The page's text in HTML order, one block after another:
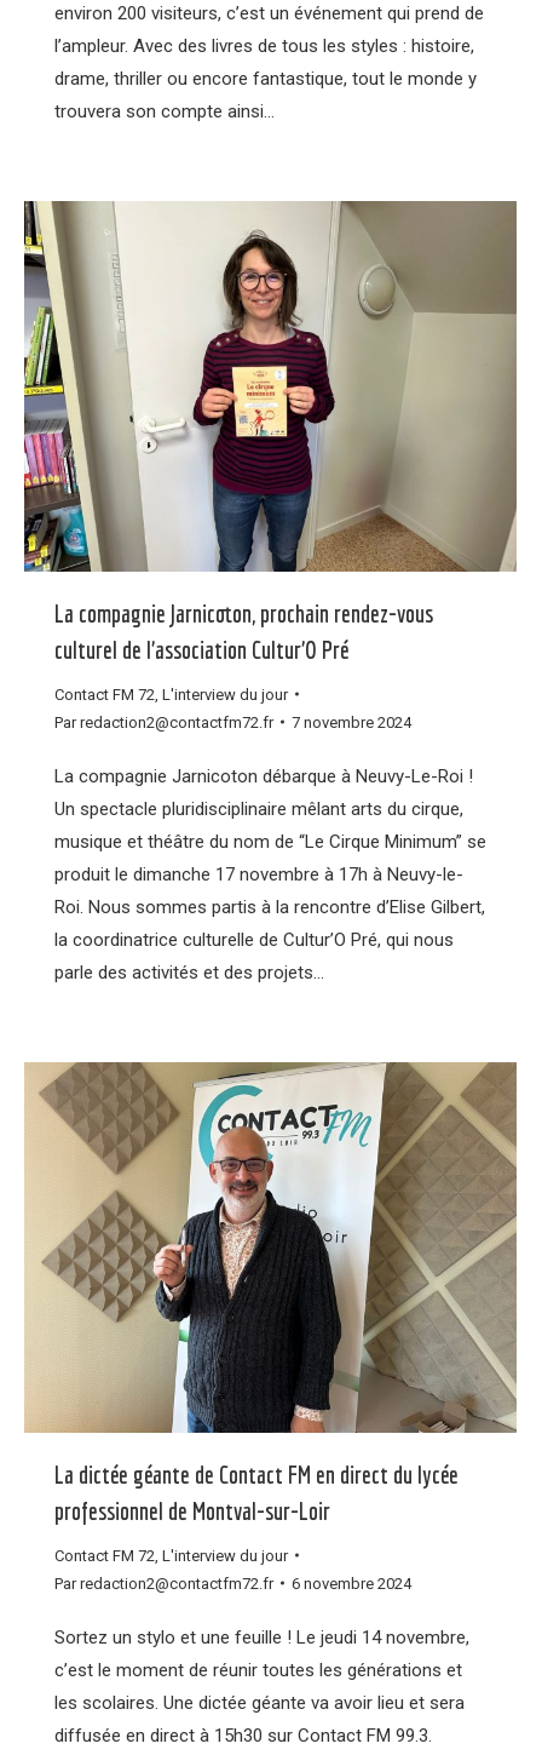
environ 200 visiteurs, c’est un événement qui prend de
l’ampleur. Avec des livres de tous les styles : histoire,
drame, thriller ou encore fantastique, tout le monde y
trouvera son compte ainsi…
La compagnie Jarnicoton, prochain rendez-vous
culturel de l’association Cultur’O Pré
Contact FM 72 L'interview du jour
Parredaction2@contactfm72.fr 7 novembre 2024
La compagnie Jarnicoton débarque à Neuvy-Le-Roi !
Un spectacle pluridisciplinaire mêlant arts du cirque,
musique et théâtre du nom de “Le Cirque Minimum” se
produit le dimanche 17 novembre à 17h à Neuvy-le-
Roi. Nous sommes partis à la rencontre d’Elise Gilbert,
la coordinatrice culturelle de Cultur’O Pré, qui nous
parle des activités et des projets…
La dictée géante de Contact FM en direct du lycée
professionnel de Montval-sur-Loir
Contact FM 72 L'interview du jour
Parredaction2@contactfm72.fr 6 novembre 2024
Sortez un stylo et une feuille ! Le jeudi 14 novembre,
c’est le moment de réunir toutes les générations et
les scolaires. Une dictée géante va avoir lieu et sera
diffusée en direct à 15h30 sur Contact FM 99.3.